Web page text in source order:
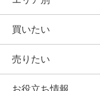
買いたい
売りたい
お役立ち情報